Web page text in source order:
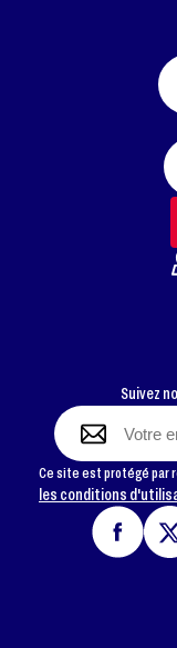
Suivez
Ce site est protégé par
les conditions